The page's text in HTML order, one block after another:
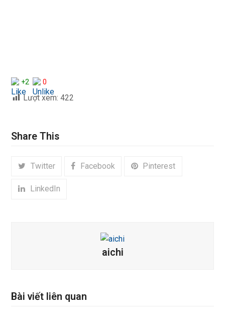
+2 0
Lượt xem: 422
Share This
Twitter Facebook Pinterest
LinkedIn
aichi
Bài viết liên quan